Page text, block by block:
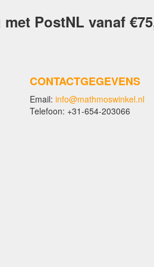
PostNL vanaf
CONTACTGEGEVENS
Email: info@mathmoswinkel.nl
Telefoon: +31-654-203066